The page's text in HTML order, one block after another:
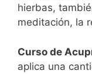
hierbas,
meditación, la
Curso de
aplica una